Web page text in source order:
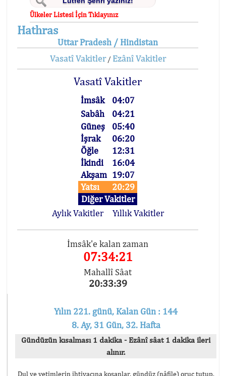
Ülkeler Listesi İçin Tıklayınız
Hathras
Uttar Pradesh / Hindistan
Vasatî Vakitler/ Ezânî Vakitler
Vasatî Vakitler
İmsâk
04:07
Sabâh
04:21
Güneş
05:40
İşrak
06:20
Öğle
12:31
İkindi
16:04
Akşam 19:07
Yatsı
20:29
Diğer Vakitler
Aylık Vakitler
Yıllık Vakitler
İmsâk'e kalan zaman
07:34:21
Mahallî Sâat
20:33:39
Yılın 221. günü, Kalan Gün : 144
8. Ay, 31 Gün, 32. Hafta
Gündüzün kısalması 1 dakika - Ezânî sâat 1 dakika ileri
alınır.
Dul ve yetimlerin ihtiyacına koşanlar, gündüz (nâfile) oruç tutup,